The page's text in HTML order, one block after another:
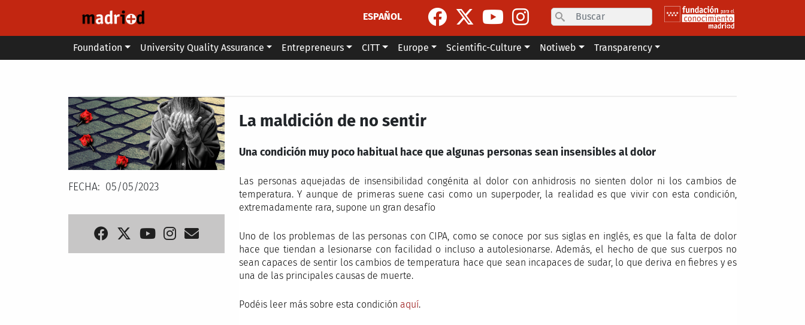
ESPAÑOL
Search
Main menu
Foundation University Quality Assurance Entrepreneurs CITT Europe Scientific-Culture Notiweb Transparency
FECHA 05/05/2023
La maldición de no sentir
Una condición muy poco habitual hace que algunas personas sean insensibles al dolor
Las personas aquejadas de insensibilidad congénita al dolor con anhidrosis no sienten dolor ni los cambios de
temperatura. Y aunque de primeras suene casi como un superpoder, la realidad es que vivir con esta condición,
extremadamente rara, supone un gran desafío
Uno de los problemas de las personas con CIPA, como se conoce por sus siglas en inglés, es que la falta de dolor
hace que tiendan a lesionarse con facilidad o incluso a autolesionarse. Además, el hecho de que sus cuerpos no
sean capaces de sentir los cambios de temperatura hace que sean incapaces de sudar, lo que deriva en fiebres y es
una de las principales causas de muerte.
Podéis leer más sobre esta condición aquí.